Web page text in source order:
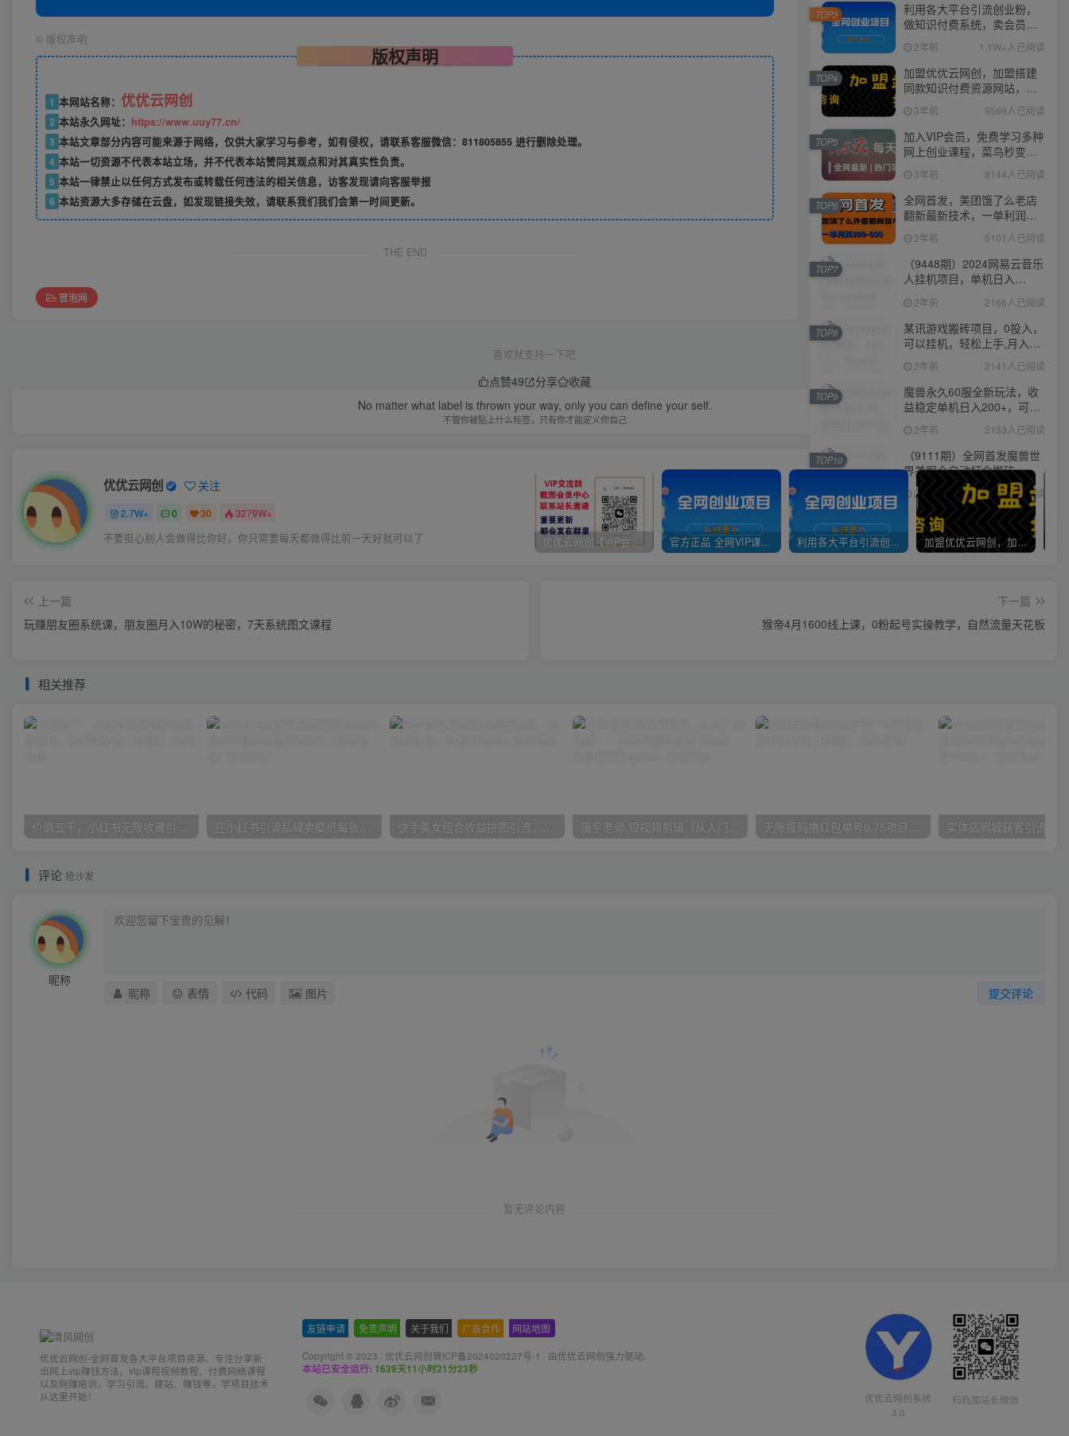
© 版权声明
版权声明
1 本网站名称： 优优云网创
2 本站永久网址： https://www.uuy77.cn/
3 本站文章部分内容可能来源于网络，仅供大家学习与参考，如有侵权，请联系客服微信：811805855 进行删除处理。
4 本站一切资源不代表本站立场，并不代表本站赞同其观点和对其真实性负责。
5 本站一律禁止以任何方式发布或转载任何违法的相关信息，访客发现请向客服举报
6 本站资源大多存储在云盘，如发现链接失效，请联系我们我们会第一时间更新。
THE END
冒泡网
喜欢就支持一下吧
点赞49 分享
收藏
No matter what label is thrown your way, only you can define your self.
不管你被贴上什么标签，只有你才能定义你自己
优优云网创 关注
2.7W+ 0 30 3279W+
不要担心别人会做得比你好。你只需要每天都做得比前一天好就可以了 优优云网创【VIP会员专属交流群】 官方正品 全网VIP课程 无损下载~ 利用各大平台引流创业粉，做知识付费系统，卖会员，卖课程，实现日入几百几千 加盟优优云网创，加盟搭建同款知识付费资源网站，实现长期稳定被动收入~
上一篇
玩赚朋友圈系统课，朋友圈月入10W的秘密，​7天系统图文课程
下一篇
猴帝4月1600线上课，0粉起号实操教学，自然流量天花板
相关推荐
评论 抢沙发
昵称
提交评论
昵称 表情 代码 图片
暂无评论内容
利用各大平台引流创业粉，
做知识付费系统，卖会员，
卖课程，实现日入几百几千
2年前 1.1W+人已阅读
TOP3
加盟优优云网创，加盟搭建
同款知识付费资源网站，实
现长期稳定被动收入~
3年前 9569人已阅读
TOP4
加入VIP会员，免费学习多种
网上创业课程，菜鸟秒变大
神！
3年前 8144人已阅读
TOP5
全网首发，美团饿了么老店
翻新最新技术，一单利润
300-600
2年前 5101人已阅读
TOP6
（9448期）2024网易云音乐
人挂机项目，单机日入
150+，无脑月入5000+
2年前 2166人已阅读
TOP7
某讯游戏搬砖项目，0投入，
可以挂机，轻松上手,月入
3000+上不封顶
2年前 2141人已阅读
TOP8
魔兽永久60服全新玩法，收
益稳定单机日入200+，可以
多开矩阵操作。
2年前 2133人已阅读
TOP9
（9111期）全网首发魔兽世
界美服全自动打金搬砖，日
入1000+，简单好操作，保
姆级教学
2年前 2115人已阅读
TOP10
优优云网创-全网首发各大平台项目资源、专注分享新
出网上vip赚钱方法、vip课程视频教程、付费网络课程
以及网赚培训，学习引流、建站、赚钱等，学项目技术
从这里开始！
友链申请 免责声明 关于我们 广告合作 网站地图
Copyright © 2023 · 优优云网创赣ICP备2024020227号-1 · 由优优云网创强力驱动.
本站已安全运行: 1639天11小时21分25秒
优优云网创系统
3.0
扫码加站长微信